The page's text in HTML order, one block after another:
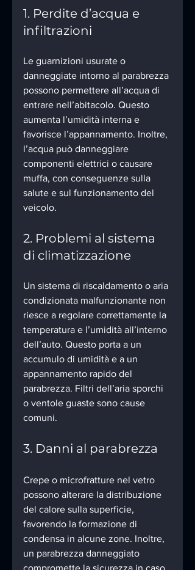
1. Perdite d’acqua e
infiltrazioni
Le guarnizioni usurate o
danneggiate intorno al parabrezza
possono permettere all’acqua di
entrare nell’abitacolo. Questo
aumenta l’umidità interna e
favorisce l’appannamento. Inoltre,
l’acqua può danneggiare
componenti elettrici o causare
muffa, con conseguenze sulla
salute e sul funzionamento del
veicolo.
2. Problemi al sistema
di climatizzazione
Un sistema di riscaldamento o aria
condizionata malfunzionante non
riesce a regolare correttamente la
temperatura e l’umidità all’interno
dell’auto. Questo porta a un
accumulo di umidità e a un
appannamento rapido del
parabrezza. Filtri dell’aria sporchi
o ventole guaste sono cause
comuni.
3. Danni al parabrezza
Crepe o microfratture nel vetro
possono alterare la distribuzione
del calore sulla superficie,
favorendo la formazione di
condensa in alcune zone. Inoltre,
un parabrezza danneggiato
compromette la sicurezza in caso